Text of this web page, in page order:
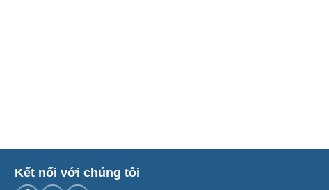
Kết nối với chúng tôi